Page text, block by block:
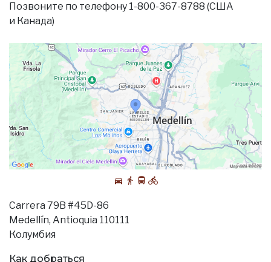
Позвоните по телефону 1-800-367-8788 (США
и Канада)
Carrera 79B #45D-86
Medellín, Antioquia 110111
Колумбия
Как добраться